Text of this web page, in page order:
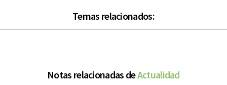
Temas relacionados:
Notas relacionadas deActualidad